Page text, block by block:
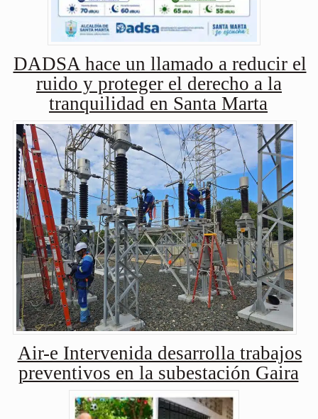
DADSA hace un llamado a reducir el
ruido y proteger el derecho a la
tranquilidad en Santa Marta
Air-e Intervenida desarrolla trabajos
preventivos en la subestación Gaira